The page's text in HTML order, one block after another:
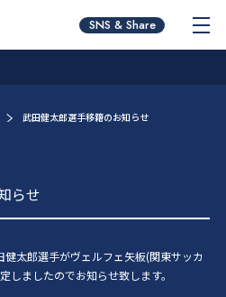
SNS & Share
武田健太郎選手移籍のお知らせ
らせ
太郎選手がヴェルフェ矢板(関東サッカ
しましたのでお知らせ致します。